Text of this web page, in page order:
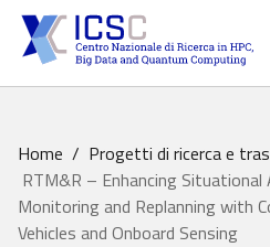
Home / Progetti di ricerca e
RTM&R – Enhancing Situational
Monitoring and Replanning with
Vehicles and Onboard Sensing